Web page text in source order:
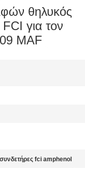
θηλυκός
για τον
MAF
συνδετήρες fci amphenol